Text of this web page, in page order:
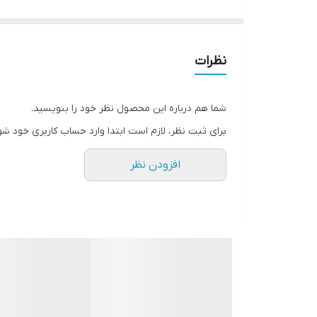
نظرات
شما هم درباره این محصول نظر خود را بنویسید.
برای ثبت نظر، لازم است ابتدا وارد حساب کاربری خود
افزودن نظر